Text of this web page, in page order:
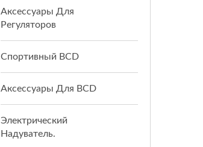
Аксессуары Для
Регуляторов
Спортивный BCD
Аксессуары Для BCD
Электрический
Надуватель.